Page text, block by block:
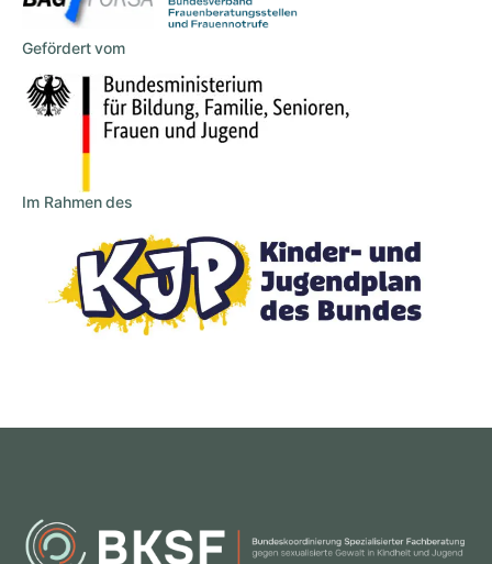
Gefördert vom
Im Rahmen des